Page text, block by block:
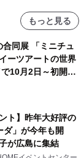
もっと見る
同展 「ミニチュ
ーツアートの世界
10月2日～初開
ト】昨年大好評の
ダ」が今年も開
が広島に集結